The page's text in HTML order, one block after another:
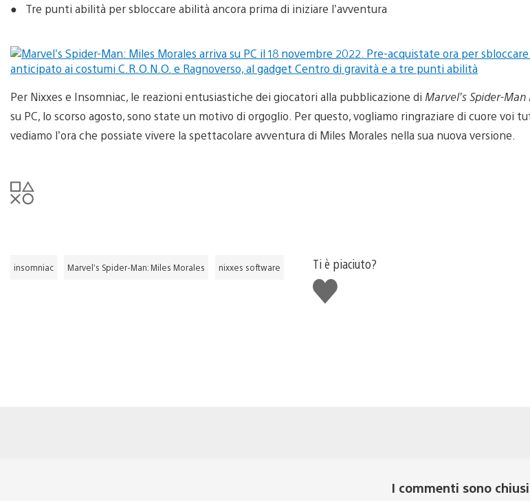
● Tre punti abilità per sbloccare abilità ancora prima di iniziare l’avventura
Per Nixxes e Insomniac, le reazioni entusiastiche dei giocatori alla pubblicazione di Marvel’s Spider-
su PC, lo scorso agosto, sono state un motivo di orgoglio. Per questo, vogliamo ringraziare di cuore voi
vediamo l’ora che possiate vivere la spettacolare avventura di Miles Morales nella sua nuova versione.
insomniac Marvel’s Spider-Man: Miles Morales nixxes software
Ti è piaciuto?
Mi
piace
I commenti sono